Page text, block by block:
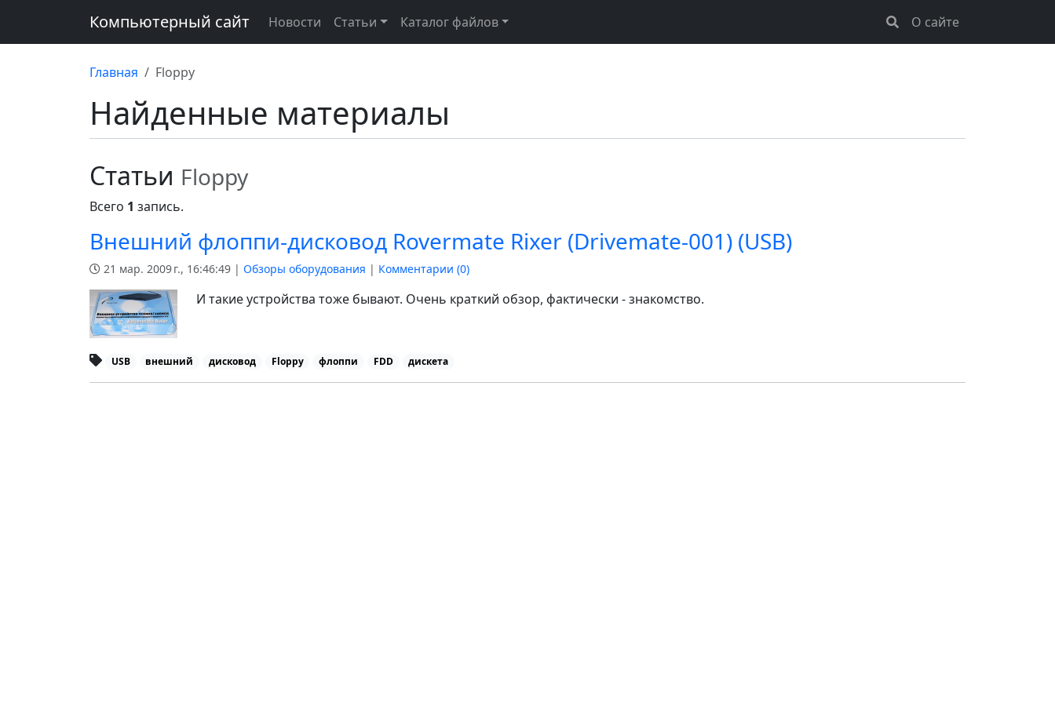
Компьютерный сайт Новости Статьи Каталог файлов О сайте
Главная Floppy
Найденные материалы
Статьи Floppy
Всего 1 запись.
Внешний флоппи-дисковод Rovermate Rixer (Drivemate-001) (USB)
21 мар. 2009 г., 16:46:49 | Обзоры оборудования | Комментарии (0)
И такие устройства тоже бывают. Очень краткий обзор, фактически - знакомство.
USB внешний дисковод Floppy флоппи FDD дискета